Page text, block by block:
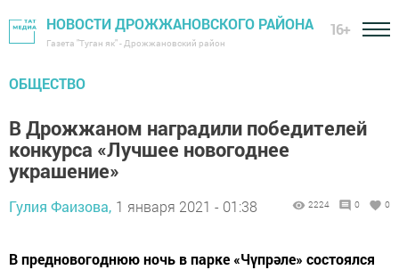
НОВОСТИ ДРОЖЖАНОВСКОГО РАЙОНА
Газета "Туган як" - Дрожжановский район
16+
ОБЩЕСТВО
В Дрожжаном наградили победителей
конкурса «Лучшее новогоднее
украшение»
Гулия Фаизова, 1 января 2021 - 01:38 2224 0 0
В предновогоднюю ночь в парке «Чүпрәле» состоялся